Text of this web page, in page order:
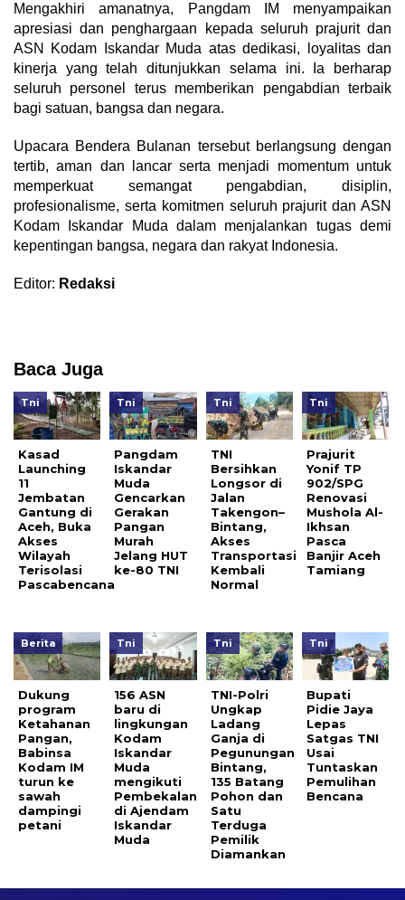
Mengakhiri amanatnya, Pangdam IM menyampaikan
apresiasi dan penghargaan kepada seluruh prajurit dan
ASN Kodam Iskandar Muda atas dedikasi, loyalitas dan
kinerja yang telah ditunjukkan selama ini. Ia berharap
seluruh personel terus memberikan pengabdian terbaik
bagi satuan, bangsa dan negara.
Upacara Bendera Bulanan tersebut berlangsung dengan
tertib, aman dan lancar serta menjadi momentum untuk
memperkuat semangat pengabdian, disiplin,
profesionalisme, serta komitmen seluruh prajurit dan ASN
Kodam Iskandar Muda dalam menjalankan tugas demi
kepentingan bangsa, negara dan rakyat Indonesia.
Editor: Redaksi
Baca Juga
Tni
Kasad
Launching
11
Jembatan
Gantung di
Aceh, Buka
Akses
Wilayah
Terisolasi
Pascabencana
Tni
Pangdam
Iskandar
Muda
Gencarkan
Gerakan
Pangan
Murah
Jelang HUT
ke-80 TNI
Tni
TNI
Bersihkan
Longsor di
Jalan
Takengon–
Bintang,
Akses
Transportasi
Kembali
Normal
Tni
Prajurit
Yonif TP
902/SPG
Renovasi
Mushola Al-
Ikhsan
Pasca
Banjir Aceh
Tamiang
Berita
Dukung
program
Ketahanan
Pangan,
Babinsa
Kodam IM
turun ke
sawah
dampingi
petani
Tni
156 ASN
baru di
lingkungan
Kodam
Iskandar
Muda
mengikuti
Pembekalan
di Ajendam
Iskandar
Muda
Tni
TNI-Polri
Ungkap
Ladang
Ganja di
Pegunungan
Bintang,
135 Batang
Pohon dan
Satu
Terduga
Pemilik
Diamankan
Tni
Bupati
Pidie Jaya
Lepas
Satgas TNI
Usai
Tuntaskan
Pemulihan
Bencana